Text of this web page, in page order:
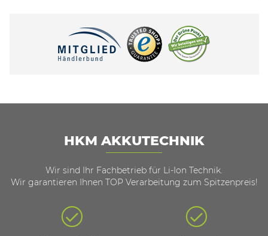
HKM AKKUTECHNIK
Wir sind Ihr Fachbetrieb für Li-Ion Technik.
Wir garantieren Ihnen TOP Verarbeitung zum Spitzenpreis!